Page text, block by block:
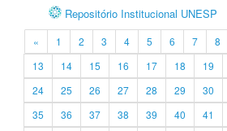
Repositório Institucional UNESP
« 1 2 3 4 5 6 7 8
13
14 15 16 17 18 19
24
25 26 27 28 29 30
35
36 37 38 39 40 41